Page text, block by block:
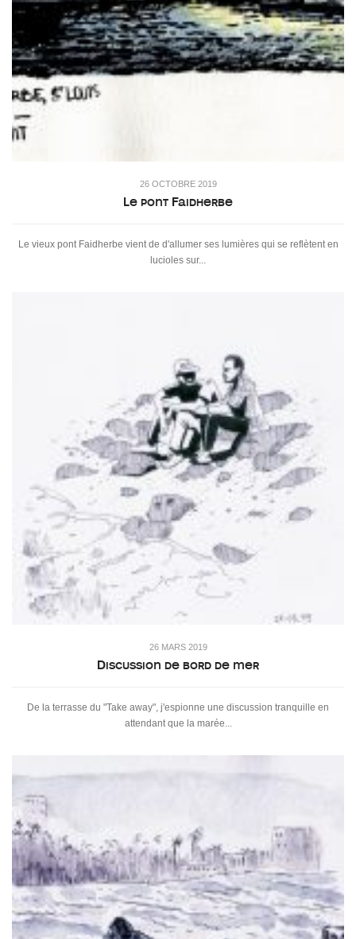
26 OCTOBRE 2019
Le pont Faidherbe
Le vieux pont Faidherbe vient de d'allumer ses lumières qui se reflètent en
lucioles sur...
26 MARS 2019
Discussion de bord de mer
De la terrasse du "Take away", j'espionne une discussion tranquille en
attendant que la marée...